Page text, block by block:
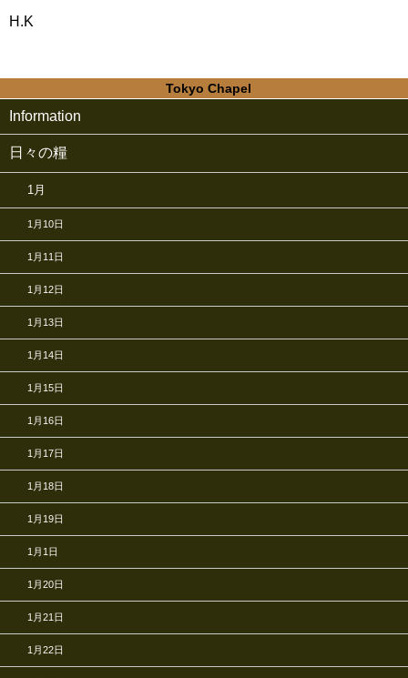
H.K
Tokyo Chapel
Information
日々の糧
1月
1月10日
1月11日
1月12日
1月13日
1月14日
1月15日
1月16日
1月17日
1月18日
1月19日
1月1日
1月20日
1月21日
1月22日